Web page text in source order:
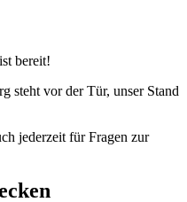
bereit!
steht vor der Tür, unser Stand
jederzeit für Fragen zur